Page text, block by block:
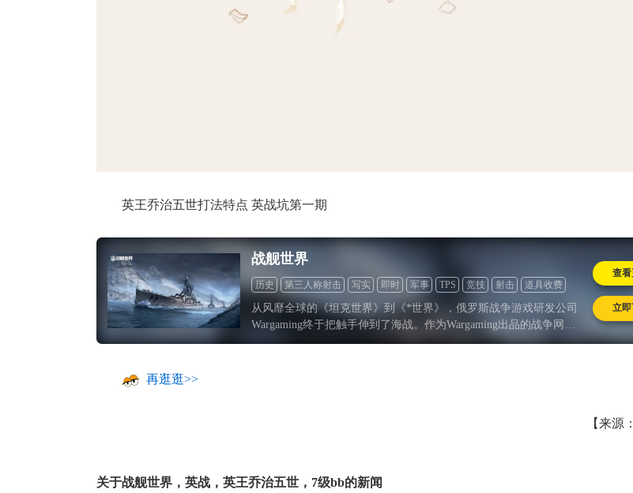
英王乔治五世打法特点 英战坑第一期
战舰世界
历史 第三人称射击 写实 即时 军事 TPS 竞技 射击
道具收费
怀旧
从风靡全球的《坦克世界》到《*世界》，俄罗斯战争游戏研发公司
Wargaming终于把触手伸到了海战。作为Wargaming出品的战争网游
三部曲的第三部《战舰世界》在9月24日终于开启了国服的远航二测
查
立
再逛逛>>
【来源
关于​战舰世界 ， 英战 ， 英王乔治五世 ， 7级bb的新闻